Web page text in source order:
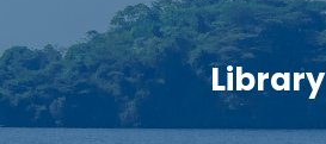
Library